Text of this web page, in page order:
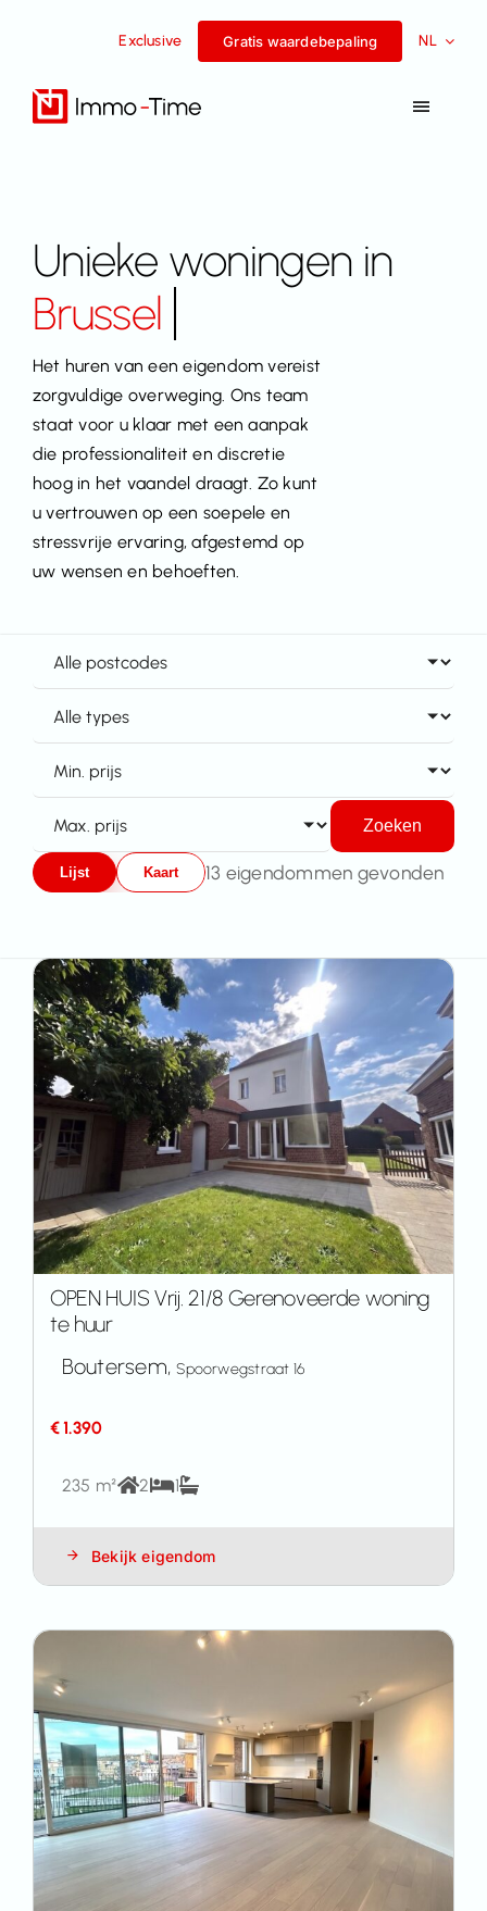
Exclusive Gratis waardebepaling NL
Succesverhalen
Team
Contact
Unieke woningen in
Het huren van een eigendom vereist
zorgvuldige overweging. Ons team
staat voor u klaar met een aanpak
die professionaliteit en discretie
hoog in het vaandel draagt. Zo kunt
u vertrouwen op een soepele en
stressvrije ervaring, afgestemd op
uw wensen en behoeften.
Zoeken
Lijst Kaart 13 eigendommen gevonden
OPEN HUIS Vrij. 21/8 Gerenoveerde woning
te huur
Boutersem,Spoorwegstraat 16
€ 1.390
235 m² 2 1
Bekijk eigendom